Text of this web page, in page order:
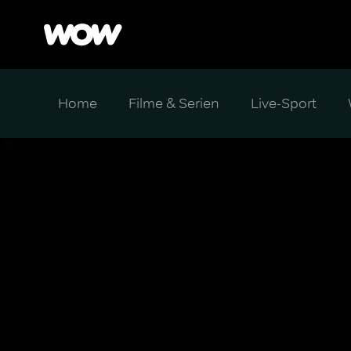
Home Filme & Serien Live-Sport